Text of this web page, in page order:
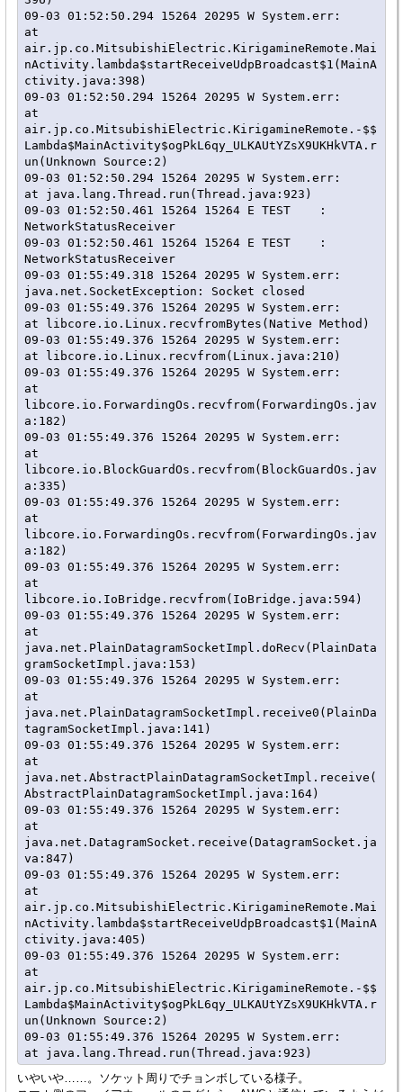
09-03 01:52:50.294 15264 20295 W System.err:
at
air.jp.co.MitsubishiElectric.KirigamineRemote.Mai
nActivity.lambda$startReceiveUdpBroadcast$1(MainA
ctivity.java:398)
09-03 01:52:50.294 15264 20295 W System.err:
at
air.jp.co.MitsubishiElectric.KirigamineRemote.-$$
Lambda$MainActivity$ogPkL6qy_ULKAUtYZsX9UKHkVTA.r
un(Unknown Source:2)
09-03 01:52:50.294 15264 20295 W System.err:
at java.lang.Thread.run(Thread.java:923)
09-03 01:52:50.461 15264 15264 E TEST    :
NetworkStatusReceiver
09-03 01:52:50.461 15264 15264 E TEST    :
NetworkStatusReceiver
09-03 01:55:49.318 15264 20295 W System.err:
java.net.SocketException: Socket closed
09-03 01:55:49.376 15264 20295 W System.err:
at libcore.io.Linux.recvfromBytes(Native Method)
09-03 01:55:49.376 15264 20295 W System.err:
at libcore.io.Linux.recvfrom(Linux.java:210)
09-03 01:55:49.376 15264 20295 W System.err:
at
libcore.io.ForwardingOs.recvfrom(ForwardingOs.jav
a:182)
09-03 01:55:49.376 15264 20295 W System.err:
at
libcore.io.BlockGuardOs.recvfrom(BlockGuardOs.jav
a:335)
09-03 01:55:49.376 15264 20295 W System.err:
at
libcore.io.ForwardingOs.recvfrom(ForwardingOs.jav
a:182)
09-03 01:55:49.376 15264 20295 W System.err:
at
libcore.io.IoBridge.recvfrom(IoBridge.java:594)
09-03 01:55:49.376 15264 20295 W System.err:
at
java.net.PlainDatagramSocketImpl.doRecv(PlainData
gramSocketImpl.java:153)
09-03 01:55:49.376 15264 20295 W System.err:
at
java.net.PlainDatagramSocketImpl.receive0(PlainDa
tagramSocketImpl.java:141)
09-03 01:55:49.376 15264 20295 W System.err:
at
java.net.AbstractPlainDatagramSocketImpl.receive(
AbstractPlainDatagramSocketImpl.java:164)
09-03 01:55:49.376 15264 20295 W System.err:
at
java.net.DatagramSocket.receive(DatagramSocket.ja
va:847)
09-03 01:55:49.376 15264 20295 W System.err:
at
air.jp.co.MitsubishiElectric.KirigamineRemote.Mai
nActivity.lambda$startReceiveUdpBroadcast$1(MainA
ctivity.java:405)
09-03 01:55:49.376 15264 20295 W System.err:
at
air.jp.co.MitsubishiElectric.KirigamineRemote.-$$
Lambda$MainActivity$ogPkL6qy_ULKAUtYZsX9UKHkVTA.r
un(Unknown Source:2)
09-03 01:55:49.376 15264 20295 W System.err:
いやいや……。ソケット周りでチョンボしている様子。